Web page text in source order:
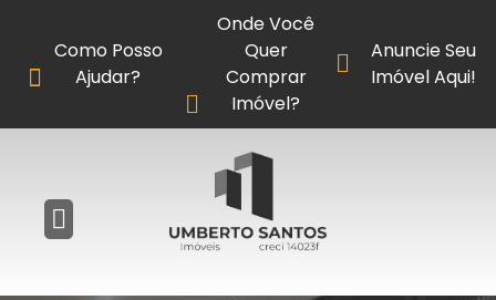
Anuncie Seu
Imóvel Aqui!
Como Posso
Ajudar?
Onde Você
Quer
Comprar
Imóvel?